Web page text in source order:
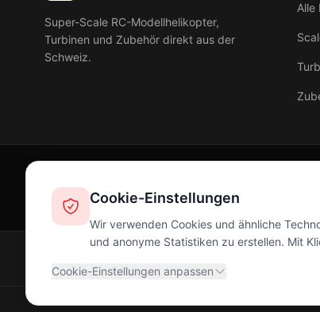
Super-Scale RC-Modellhelikopter,
Turbinen und Zubehör direkt aus der
Schweiz.
Alle
Cookie-Einstellungen
Wir verwenden Cookies und ähnliche
und anonyme Statistiken zu erstellen. Mit
Cookie-Einstellungen anpassen